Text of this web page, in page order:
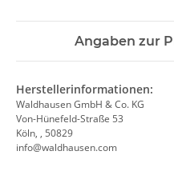
Angaben zur
Herstellerinformationen:
Waldhausen GmbH & Co. KG
Von-Hünefeld-Straße 53
Köln, , 50829
info@waldhausen.com